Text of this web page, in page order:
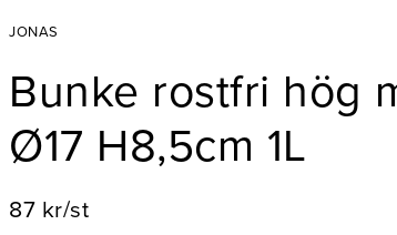
JONAS
Bunke rostfri hög
Ø17 H8,5cm 1L
87 kr/st